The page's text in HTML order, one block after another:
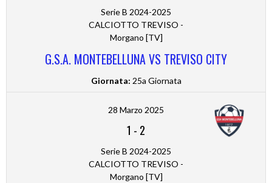
Serie B 2024-2025
CALCIOTTO TREVISO -
Morgano [TV]
G.S.A. MONTEBELLUNA VS TREVISO CITY
Giornata: 25a Giornata
28 Marzo 2025
1 - 2
Serie B 2024-2025
CALCIOTTO TREVISO -
Morgano [TV]